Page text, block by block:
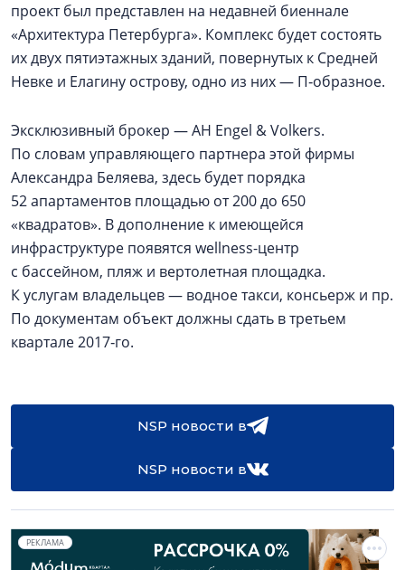
проект был представлен на недавней биеннале
«Архитектура Петербурга». Комплекс будет состоять
их двух пятиэтажных зданий, повернутых к Средней
Невке и Елагину острову, одно из них — П‑образное.
Эксклюзивный брокер — АН Engel & Volkers.
По словам управляющего партнера этой фирмы
Александра Беляева, здесь будет порядка
52 апартаментов площадью от 200 до 650
«квадратов». В дополнение к имеющейся
инфраструктуре появятся wellness-центр
с бассейном, пляж и вертолетная площадка.
К услугам владельцев — водное такси, консьерж и пр.
По документам объект должны сдать в третьем
квартале 2017‑го.
NSP новости в
NSP новости в
РЕКЛАМА